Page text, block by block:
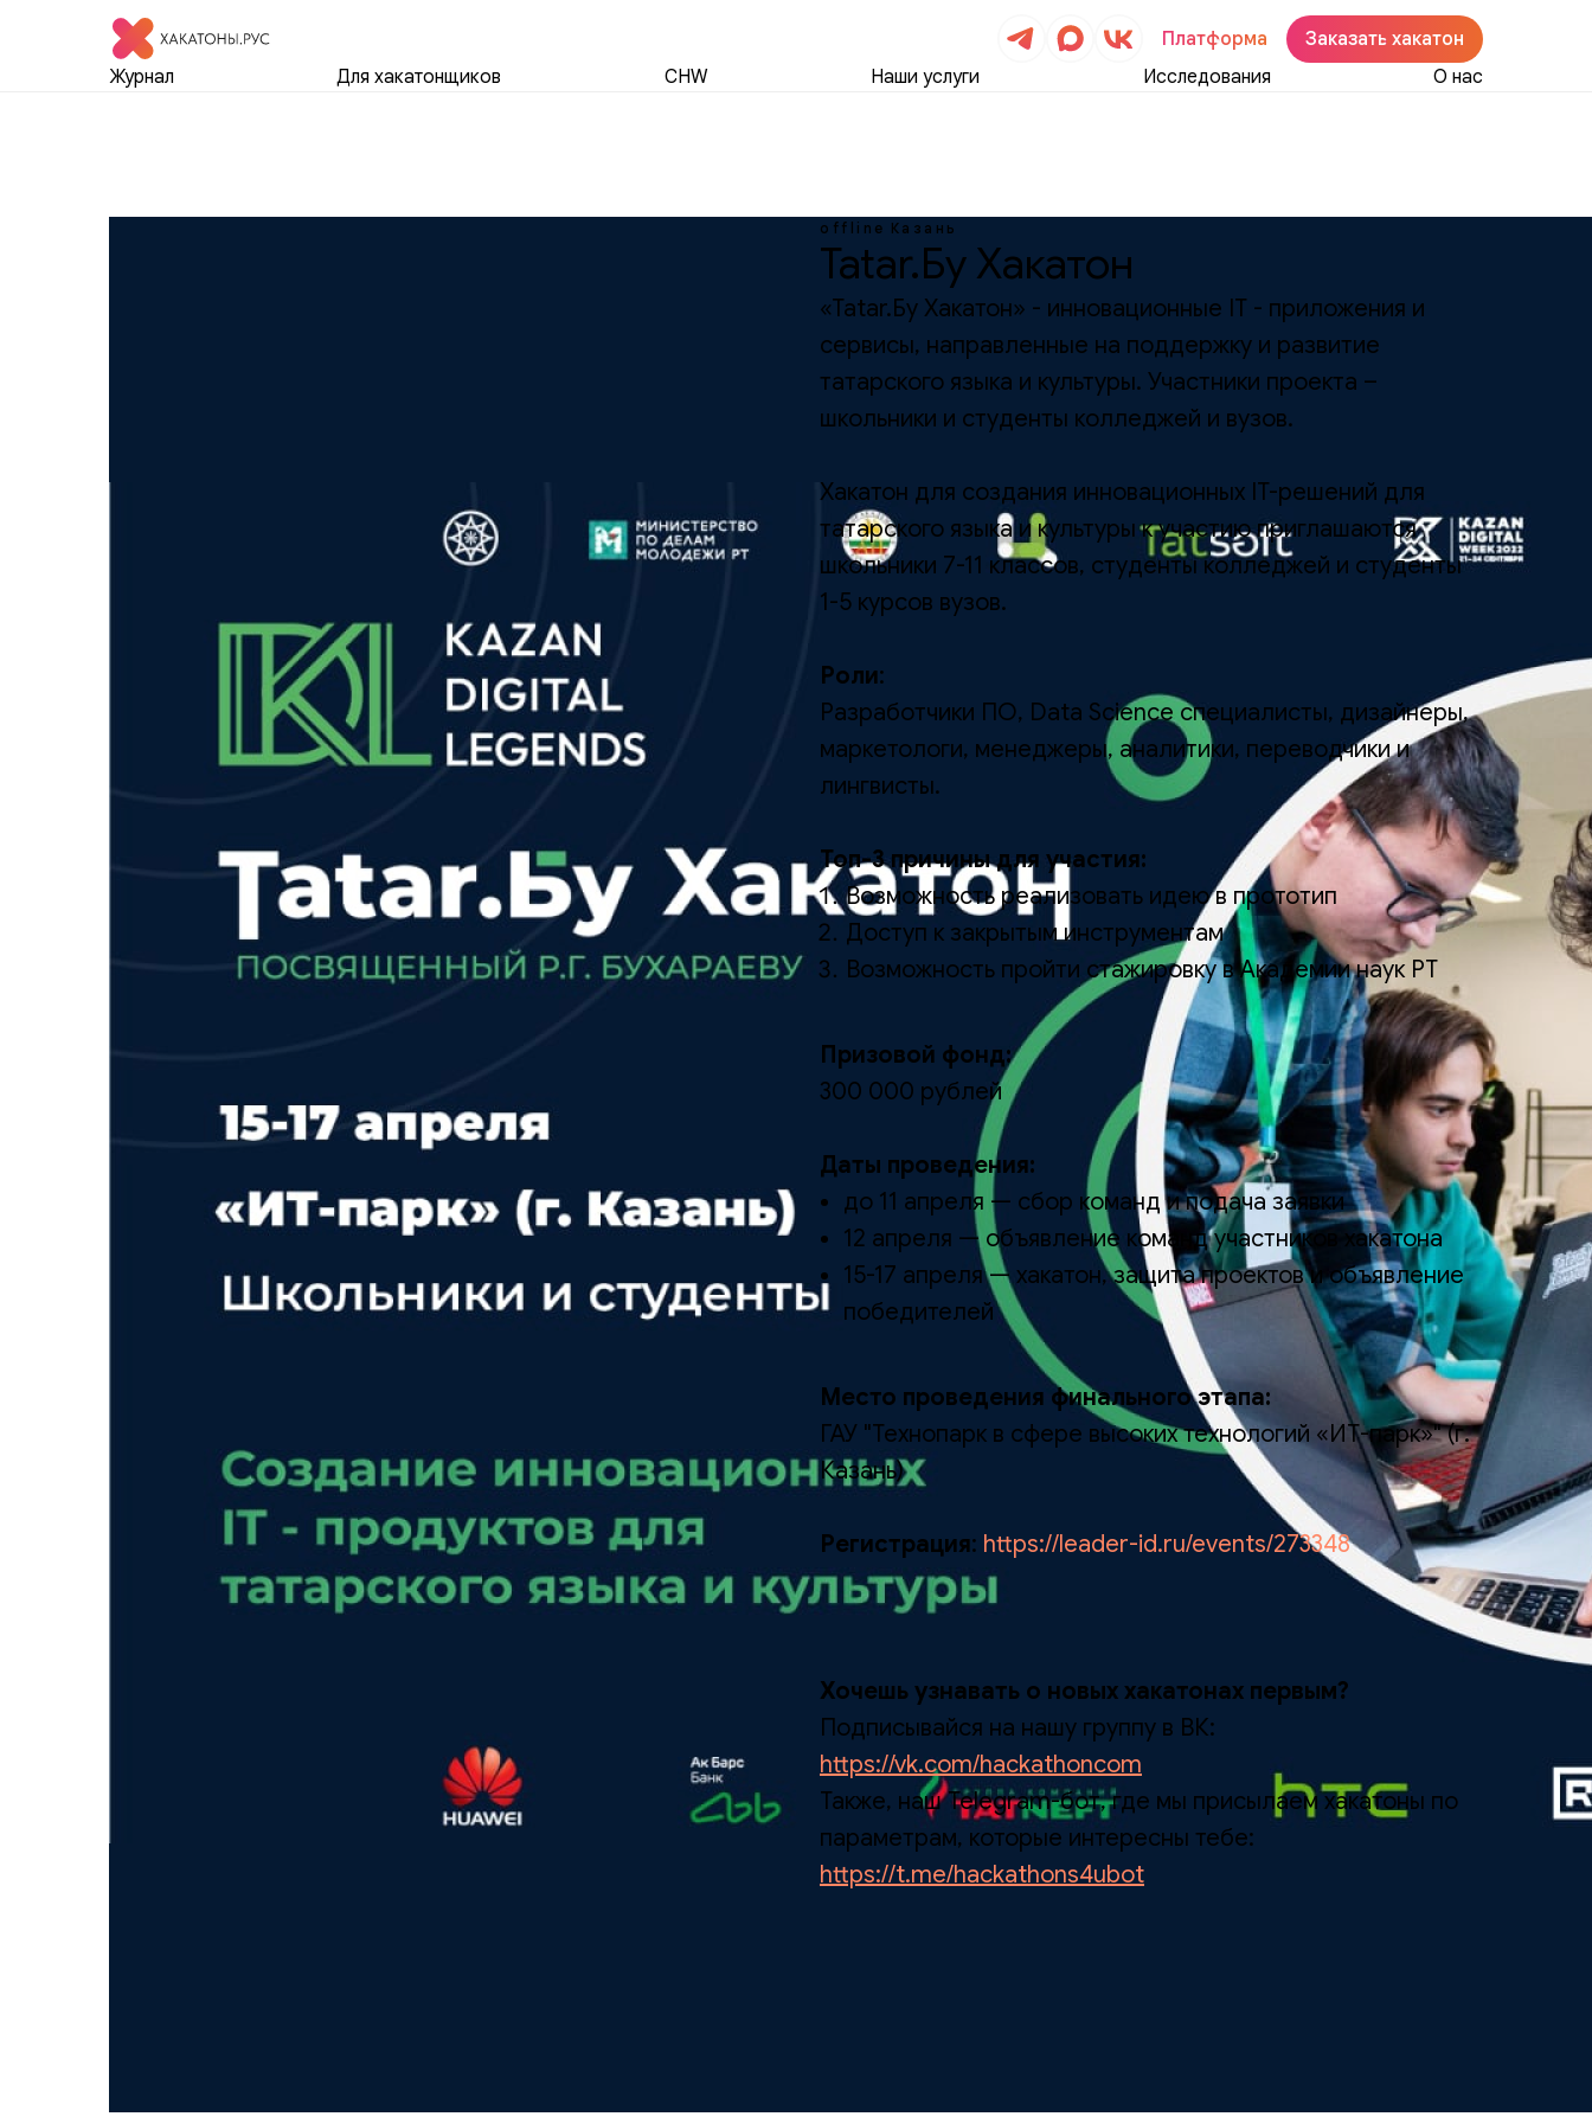
Платформа
Заказать хакатон
Журнал
Для хакатонщиков CHW Наши услуги Исследования О нас
offline Казань
Tatar.Бу Хакатон
«Tatar.Бу Хакатон» - инновационные IT - приложения и
сервисы, направленные на поддержку и развитие
татарского языка и культуры. Участники проекта –
школьники и студенты колледжей и вузов.
Хакатон для создания инновационных IT-решений для
татарского языка и культуры к участию приглашаются
школьники 7-11 классов, студенты колледжей и студенты
1-5 курсов вузов.
Роли:
Разработчики ПО, Data Science специалисты, дизайнеры,
маркетологи, менеджеры, аналитики, переводчики и
лингвисты.
Топ-3 причины для участия:
Возможность реализовать идею в прототип
Доступ к закрытым инструментам
Возможность пройти стажировку в Академии наук РТ
Призовой фонд:
300 000 рублей
Даты проведения:
до 11 апреля — сбор команд и подача заявки
12 апреля — объявление команд участников хакатона
15-17 апреля — хакатон, защита проектов и объявление
победителей
Место проведения финального этапа:
ГАУ "Технопарк в сфере высоких технологий «ИТ-парк»" (г.
Казань)
Регистрация: https://leader-id.ru/events/273348
Хочешь узнавать о новых хакатонах первым?
Подписывайся на нашу группу в ВК:
https://vk.com/hackathoncom
Также, наш Telegram-бот, где мы присылаем хакатоны по
параметрам, которые интересны тебе:
https://t.me/hackathons4ubot